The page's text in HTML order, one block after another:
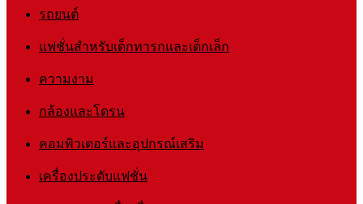
รถยนต์
แฟชั่นสำหรับเด็กทารกและเด็กเล็ก
ความงาม
กล้องและโดรน
คอมพิวเตอร์และอุปกรณ์เสริม
เครื่องประดับแฟชั่น